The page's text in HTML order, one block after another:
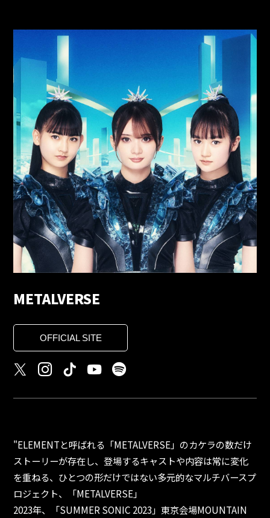
METALVERSE
OFFICIAL SITE
"ELEMENTと呼ばれる「METALVERSE」のカケラの数だけ
ストーリーが存在し、登場するキャストや内容は常に変化
を重ねる、ひとつの形だけではない多元的なマルチバースプ
ロジェクト、「METALVERSE」
2023年、「SUMMER SONIC 2023」東京会場MOUNTAIN